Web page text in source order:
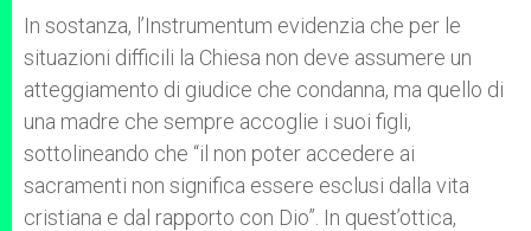
In sostanza, l’Instrumentum evidenzia che per le
situazioni difficili la Chiesa non deve assumere un
atteggiamento di giudice che condanna, ma quello di
una madre che sempre accoglie i suoi figli,
sottolineando che “il non poter accedere ai
sacramenti non significa essere esclusi dalla vita
cristiana e dal rapporto con Dio”. In quest’ottica,